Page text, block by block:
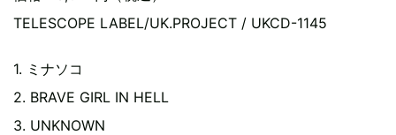
TELESCOPE LABEL/UK.PROJECT / UKCD-1145
1. ミナソコ
2. BRAVE GIRL IN HELL
3. UNKNOWN